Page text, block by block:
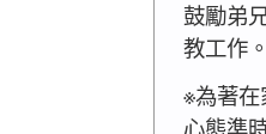
鼓勵弟
教工作
※為著
心態準